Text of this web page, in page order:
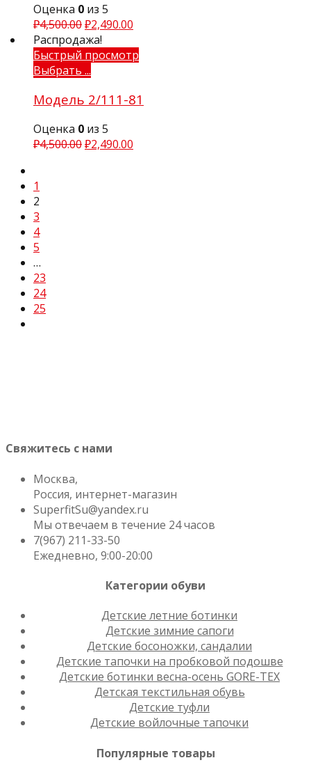
Оценка 0 из 5
₽4,500.00₽2,490.00
Распродажа!
Быстрый просмотр
Выбрать ...
Модель 2/111-81
Оценка 0 из 5
₽4,500.00₽2,490.00
1
2
3
4
5
…
23
24
25
Свяжитесь с нами
Москва,
Россия, интернет-магазин
SuperfitSu@yandex.ru
Мы отвечаем в течение 24 часов
7(967) 211-33-50
Ежедневно, 9:00-20:00
Категории обуви
Детские летние ботинки
Детские зимние сапоги
Детские босоножки, сандалии
Детские тапочки на пробковой подошве
Детские ботинки весна-осень GORE-TEX
Детская текстильная обувь
Детские туфли
Детские войлочные тапочки
Популярные товары